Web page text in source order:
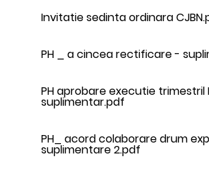
Invitatie sedinta ordinara
PH _ a cincea rectificare -
PH aprobare executie trimestril
suplimentar.pdf
PH_ acord colaborare drum
suplimentare 2.pdf